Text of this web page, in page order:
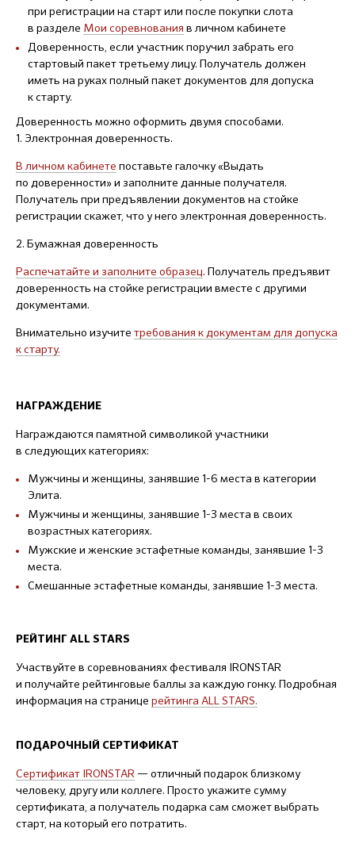
при регистрации на старт или после покупки слота
в разделе Мои соревнования в личном кабинете
Доверенность, если участник поручил забрать его
стартовый пакет третьему лицу. Получатель должен
иметь на руках полный пакет документов для допуска
к старту.
Доверенность можно оформить двумя способами.
1. Электронная доверенность.
В личном кабинете поставьте галочку «Выдать
по доверенности» и заполните данные получателя.
Получатель при предъявлении документов на стойке
регистрации скажет, что у него электронная доверенность.
2. Бумажная доверенность
Распечатайте и заполните образец. Получатель предъявит
доверенность на стойке регистрации вместе с другими
документами.
Внимательно изучите требования к документам для допуска
к старту.
НАГРАЖДЕНИЕ
Награждаются памятной символикой участники
в следующих категориях:
Мужчины и женщины, занявшие 1-6 места в категории
Элита.
Мужчины и женщины, занявшие 1-3 места в своих
возрастных категориях.
Мужские и женские эстафетные команды, занявшие 1-3
места.
Смешанные эстафетные команды, занявшие 1-3 места.
РЕЙТИНГ ALL STARS
Участвуйте в соревнованиях фестиваля IRONSTAR
и получайте рейтинговые баллы за каждую гонку. Подробная
информация на странице рейтинга ALL STARS.
ПОДАРОЧНЫЙ СЕРТИФИКАТ
Сертификат IRONSTAR — отличный подарок близкому
человеку, другу или коллеге. Просто укажите сумму
сертификата, а получатель подарка сам сможет выбрать
старт, на который его потратить.